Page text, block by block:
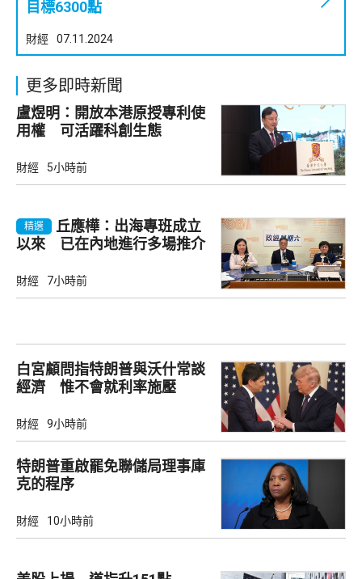
目標6300點
財經 07.11.2024
更多即時新聞
盧煜明：開放本港原授專利使
用權 可活躍科創生態
財經 5小時前
精選
丘應樺：出海專班成立
以來 已在內地進行多場推介
財經 7小時前
白宮顧問指特朗普與沃什常談
經濟 惟不會就利率施壓
財經 9小時前
特朗普重啟罷免聯儲局理事庫
克的程序
財經 10小時前